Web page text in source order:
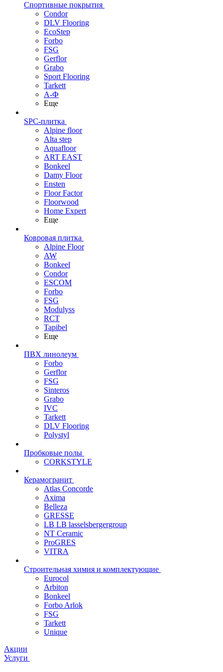
Спортивные покрытия
Condor
DLV Flooring
EcoStep
Forbo
FSG
Gerflor
Grabo
Sport Flooring
Tarkett
А-Ф
Еще
SPC-плитка
Alpine floor
Alta step
Aquafloor
ART EAST
Bonkeel
Damy Floor
Ensten
Floor Factor
Floorwood
Home Expert
Еще
Ковровая плитка
Alpine Floor
AW
Bonkeel
Condor
ESCOM
Forbo
FSG
Modulyss
RCT
Tapibel
Еще
ПВХ линолеум
Forbo
Gerflor
FSG
Sinteros
Grabo
IVC
Tarkett
DLV Flooring
Polystyl
Пробковые полы
CORKSTYLE
Керамогранит
Atlas Concorde
Axima
Belleza
GRESSE
LB LB lasselsbergergroup
NT Ceramic
ProGRES
VITRA
Строительная химия и комплектующие
Eurocol
Arbiton
Bonkeel
Forbo Arlok
FSG
Tarkett
Unique
Акции
Услуги